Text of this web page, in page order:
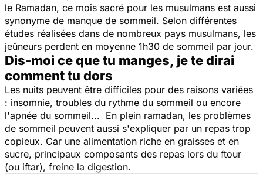
le Ramadan, ce mois sacré pour les musulmans est aussi
synonyme de manque de sommeil. Selon différentes
études réalisées dans de nombreux pays musulmans, les
jeûneurs perdent en moyenne 1h30 de sommeil par jour.
Dis-moi ce que tu manges, je te dirai
comment tu dors
Les nuits peuvent être difficiles pour des raisons variées
: insomnie, troubles du rythme du sommeil ou encore
l'apnée du sommeil... En plein ramadan, les problèmes
de sommeil peuvent aussi s'expliquer par un repas trop
copieux. Car une alimentation riche en graisses et en
sucre, principaux composants des repas lors du ftour
(ou iftar), freine la digestion.